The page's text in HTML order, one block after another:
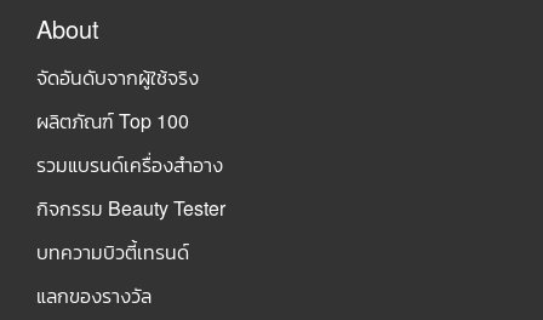
About
จัดอันดับจากผู้ใช้จริง
ผลิตภัณฑ์ Top 100
รวมแบรนด์เครื่องสำอาง
กิจกรรม Beauty Tester
บทความบิวตี้เทรนด์
แลกของรางวัล